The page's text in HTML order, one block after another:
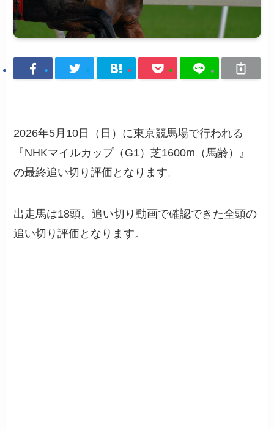
2026年5月10日（日）に東京競馬場で行われる
『NHKマイルカップ（G1）芝1600m（馬齢）』
の最終追い切り評価となります。
出走馬は18頭。追い切り動画で確認できた全頭の
追い切り評価となります。